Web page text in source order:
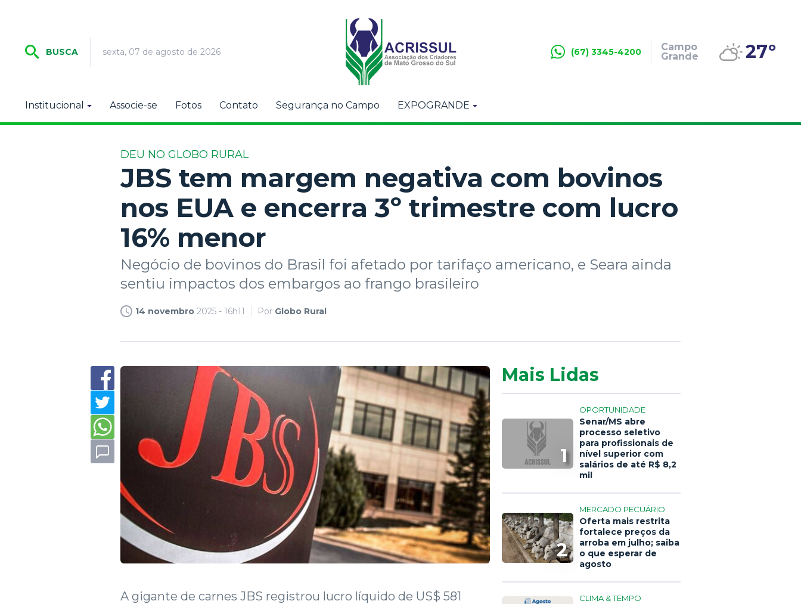
BUSCA sexta, 07 de agosto de 2026 (67) 3345-4200
Campo
Grande
27º
Institucional Associe-se Fotos Contato Segurança no Campo EXPOGRANDE
DEU NO GLOBO RURAL
JBS tem margem negativa com bovinos
nos EUA e encerra 3º trimestre com lucro
16% menor
Negócio de bovinos do Brasil foi afetado por tarifaço americano, e Seara ainda
sentiu impactos dos embargos ao frango brasileiro
14 novembro 2025 - 16h11 Por Globo Rural
A gigante de carnes JBS registrou lucro líquido de US$ 581
Mais Lidas
1
OPORTUNIDADE
Senar/MS abre
processo seletivo
para profissionais de
nível superior com
salários de até R$ 8,2
mil
2
MERCADO PECUÁRIO
Oferta mais restrita
fortalece preços da
arroba em julho; saiba
o que esperar de
agosto
CLIMA & TEMPO